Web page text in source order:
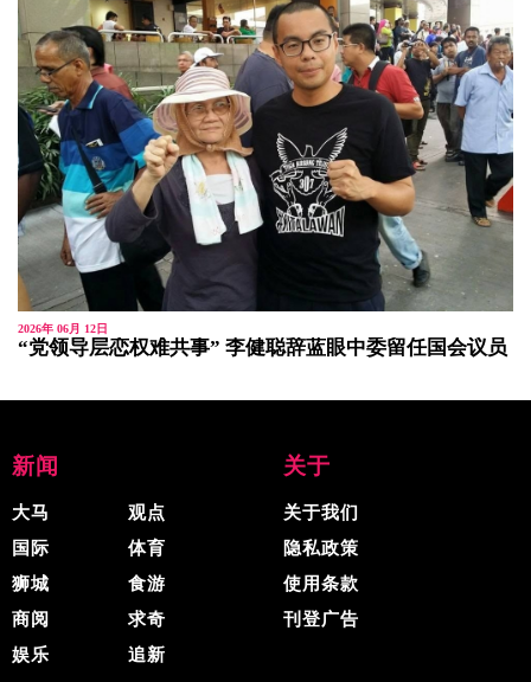
2026年 06月 12日
“党领导层恋权难共事” 李健聪辞蓝眼中委留任国会议员
新闻
大马
国际
狮城
商阅
娱乐
观点
体育
食游
求奇
追新
关于
关于我们
隐私政策
使用条款
刊登广告